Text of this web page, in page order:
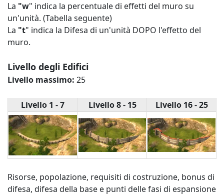
La "w" indica la percentuale di effetti del muro su
un'unità. (Tabella seguente)
La "t" indica la Difesa di un'unità DOPO l'effetto del
muro.
Livello degli Edifici
Livello massimo: 25
Livello 1 - 7 Livello 8 - 15 Livello 16 - 25
Risorse, popolazione, requisiti di costruzione, bonus di
difesa, difesa della base e punti delle fasi di espansione